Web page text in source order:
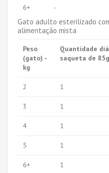
6+ -
Gato adulto esterilizado
alimentação mista
Peso
(gato) -
kg
Quantidade
saqueta de 85g
2 1
3 1
4 1
5 1
6+ 1